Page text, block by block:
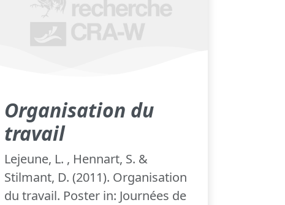
Organisation du
travail
Lejeune, L. , Hennart, S. &
Stilmant, D. (2011). Organisation
du travail. Poster in: Journées de